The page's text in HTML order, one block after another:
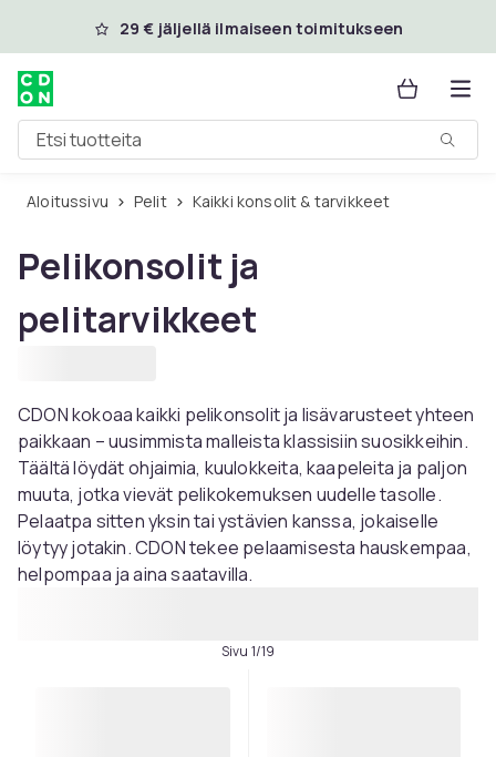
Ohita ja siirry pääsisältöön
29 € jäljellä ilmaiseen toimitukseen
Etsi tuotteita
Aloitussivu Pelit Kaikki konsolit & tarvikkeet
Pelikonsolit ja
pelitarvikkeet
CDON kokoaa kaikki pelikonsolit ja lisävarusteet yhteen
paikkaan – uusimmista malleista klassisiin suosikkeihin.
Täältä löydät ohjaimia, kuulokkeita, kaapeleita ja paljon
muuta, jotka vievät pelikokemuksen uudelle tasolle.
Pelaatpa sitten yksin tai ystävien kanssa, jokaiselle
löytyy jotakin. CDON tekee pelaamisesta hauskempaa,
helpompaa ja aina saatavilla.
Sivu 1/19